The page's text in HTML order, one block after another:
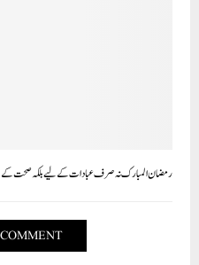
رمضان المبارک نہ صرف عبادات کے لیے بلکہ صحت کے